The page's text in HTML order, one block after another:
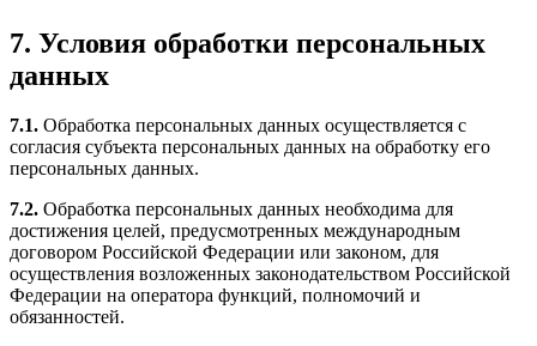
7. Условия обработки персональных
данных
7.1. Обработка персональных данных осуществляется с
согласия субъекта персональных данных на обработку его
персональных данных.
7.2. Обработка персональных данных необходима для
достижения целей, предусмотренных международным
договором Российской Федерации или законом, для
осуществления возложенных законодательством Российской
Федерации на оператора функций, полномочий и
обязанностей.